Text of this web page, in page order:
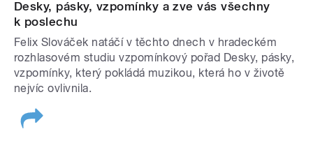
Desky, pásky, vzpomínky a zve vás všechny
k poslechu
Felix Slováček natáčí v těchto dnech v hradeckém
rozhlasovém studiu vzpomínkový pořad Desky, pásky,
vzpomínky, který pokládá muzikou, která ho v životě
nejvíc ovlivnila.